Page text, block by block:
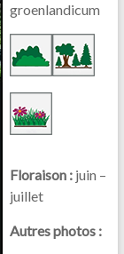
groenlandicum
Floraison : juin –
juillet
Autres photos :